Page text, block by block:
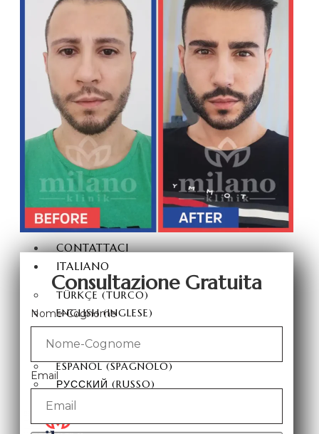
TRAPIANTO DI
CAPELLI
TRAPIANTO DI CAPELLI
TRAPIANTO DI CAPELLI
FUE
TRAPIANTO CAPELLI DHI
TRAPIANTO DI CAPELLI
ZAFFIRO FUE
TRAPIANTO DI BARBA
TRAPIANTO DI
SOPRACIGLIA
PRP PER I CAPELLI
CONTATTACI
ITALIANO
TÜRKÇE (TURCO)
ENGLISH(INGLESE)
DEUTSCH(TEDESCO)
FRANÇAIS(FRANCESE
ESPAÑOL(SPAGNOLO)
РУССКИЙ (RUSSO)
Consultazione Gratuita
Nome-Cognome
Email